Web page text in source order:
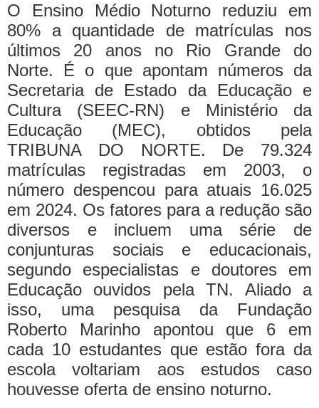
O Ensino Médio Noturno reduziu em
80% a quantidade de matrículas nos
últimos 20 anos no Rio Grande do
Norte. É o que apontam números da
Secretaria de Estado da Educação e
Cultura (SEEC-RN) e Ministério da
Educação (MEC), obtidos pela
TRIBUNA DO NORTE. De 79.324
matrículas registradas em 2003, o
número despencou para atuais 16.025
em 2024. Os fatores para a redução são
diversos e incluem uma série de
conjunturas sociais e educacionais,
segundo especialistas e doutores em
Educação ouvidos pela TN. Aliado a
isso, uma pesquisa da Fundação
Roberto Marinho apontou que 6 em
cada 10 estudantes que estão fora da
escola voltariam aos estudos caso
houvesse oferta de ensino noturno.